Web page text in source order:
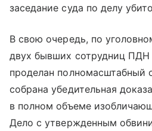
заседание суда по делу
В свою очередь, по
двух бывших сотрудниц ПДН
проделан полномасштабный
собрана убедительная
в полном объеме
Дело с утвержденным